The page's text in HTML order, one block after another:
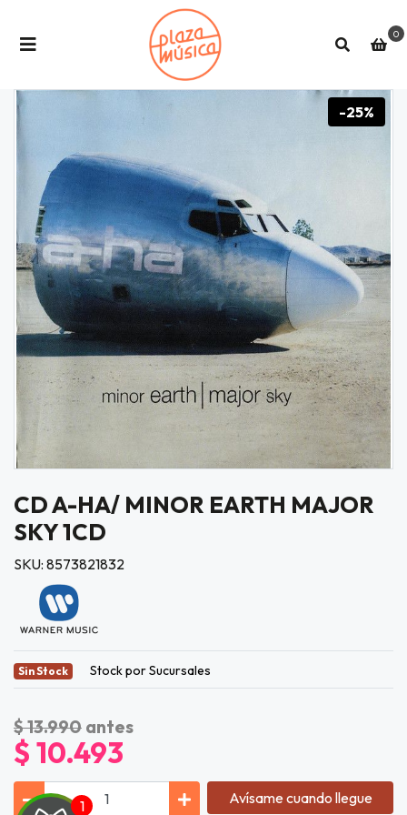
0
-25%
CD A-HA/ MINOR EARTH MAJOR
SKY 1CD
SKU: 8573821832
Sin Stock Stock por Sucursales
$ 13.990 antes
$ 10.493
Avísame cuando llegue